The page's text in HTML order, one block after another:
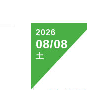
2026
08/08
土